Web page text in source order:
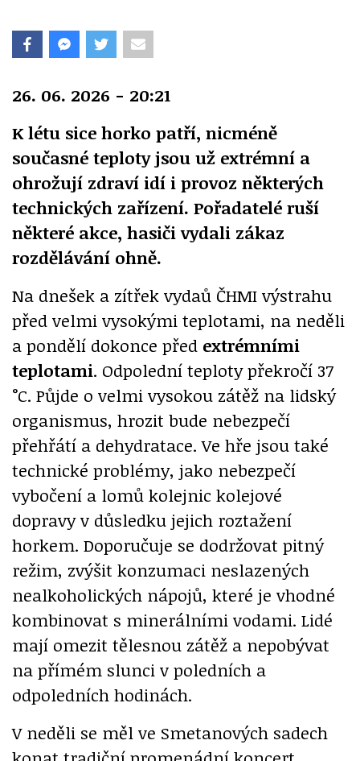
26. 06. 2026 - 20:21
K létu sice horko patří, nicméně
současné teploty jsou už extrémní a
ohrožují zdraví idí i provoz některých
technických zařízení. Pořadatelé ruší
některé akce, hasiči vydali zákaz
rozdělávání ohně.
Na dnešek a zítřek vydaů ČHMI výstrahu
před velmi vysokými teplotami, na neděli
a pondělí dokonce před extrémními
teplotami. Odpolední teploty překročí 37
°C. Půjde o velmi vysokou zátěž na lidský
organismus, hrozit bude nebezpečí
přehřátí a dehydratace. Ve hře jsou také
technické problémy, jako nebezpečí
vybočení a lomů kolejnic kolejové
dopravy v důsledku jejich roztažení
horkem. Doporučuje se dodržovat pitný
režim, zvýšit konzumaci neslazených
nealkoholických nápojů, které je vhodné
kombinovat s minerálními vodami. Lidé
mají omezit tělesnou zátěž a nepobývat
na přímém slunci v poledních a
odpoledních hodinách.
V neděli se měl ve Smetanových sadech